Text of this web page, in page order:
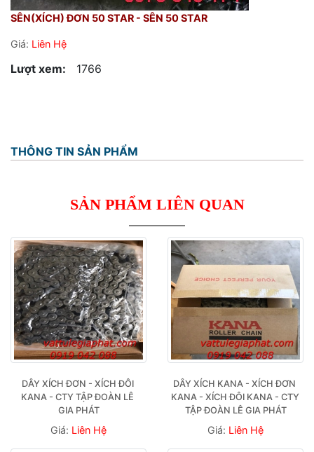
SÊN(XÍCH) ĐƠN 50 STAR - SÊN 50 STAR
Giá: Liên Hệ
Lượt xem: 1766
THÔNG TIN SẢN PHẨM
SẢN PHẨM LIÊN QUAN
DÂY XÍCH ĐƠN - XÍCH ĐÔI
KANA - CTY TẬP ĐOÀN LÊ
GIA PHÁT
Giá: Liên Hệ
DÂY XÍCH KANA - XÍCH ĐƠN
KANA - XÍCH ĐÔI KANA - CTY
TẬP ĐOÀN LÊ GIA PHÁT
Giá: Liên Hệ